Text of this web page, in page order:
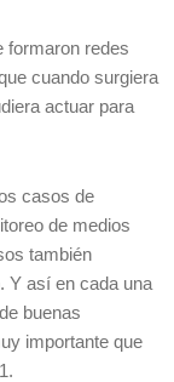
formaron redes
cuando surgiera
actuar para
casos de
de medios
también
Y así en cada una
buenas
importante que